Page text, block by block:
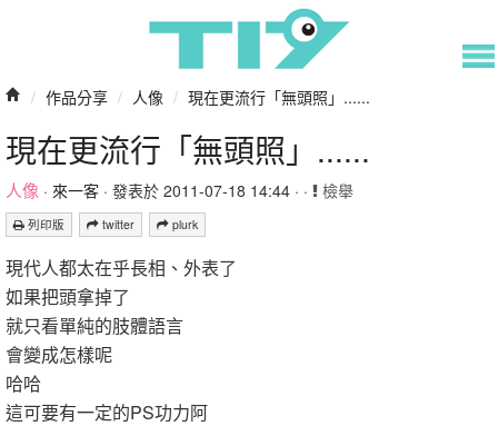
/ 作品分享 / 人像 / 現在更流行「無頭照」......
現在更流行「無頭照」......
人像 · 來一客 · 發表於 2011-07-18 14:44 · · 檢舉
列印版 twitter plurk
現代人都太在乎長相、外表了
如果把頭拿掉了
就只看單純的肢體語言
會變成怎樣呢
哈哈
這可要有一定的PS功力阿